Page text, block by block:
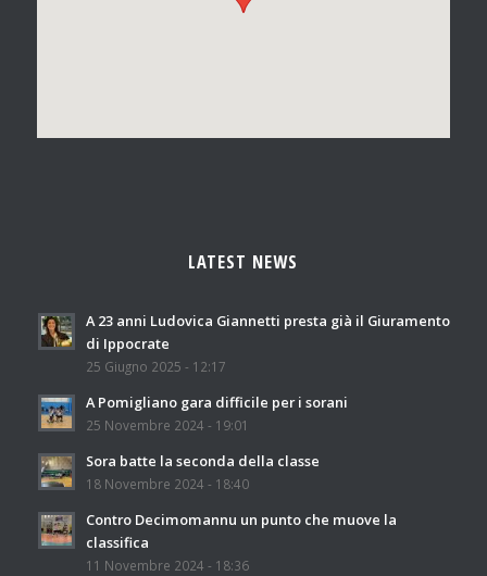
LATEST NEWS
A 23 anni Ludovica Giannetti presta già il Giuramento
di Ippocrate
25 Giugno 2025 - 12:17
A Pomigliano gara difficile per i sorani
25 Novembre 2024 - 19:01
Sora batte la seconda della classe
18 Novembre 2024 - 18:40
Contro Decimomannu un punto che muove la
classifica
11 Novembre 2024 - 18:36